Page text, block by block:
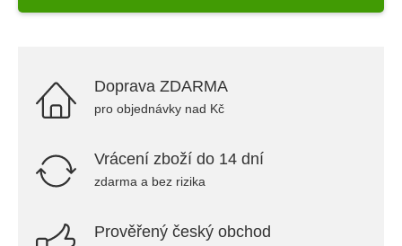
Doprava ZDARMA
pro objednávky nad Kč
Vrácení zboží do 14 dní
zdarma a bez rizika
Prověřený český obchod